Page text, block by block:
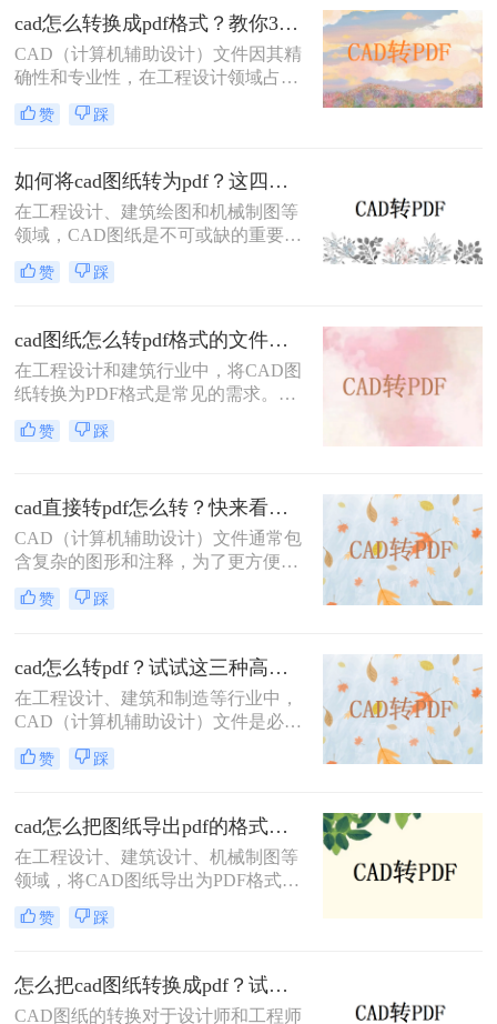
档格式）格式是一个明智的选择。那
么cad图纸怎么转为pdf呢？本文将详
细介绍三种将CAD图纸转换为PDF的
实用方法。
cad怎么转换成pdf格式？教你3个简单的转换方法！
CAD（计算机辅助设计）文件因其精
确性和专业性，在工程设计领域占据
重要地位。然而，为了便于共享、打
印和查看，有时需要将CAD文件转换
格式呢？本文将介绍三种将CAD文件
转换为PDF格式的高效方法。
赞 踩
如何将cad图纸转为pdf？这四个方法很不错！
在工程设计、建筑绘图和机械制图等
领域，CAD图纸是不可或缺的重要工
具。然而，有时我们需要将CAD图纸
转换为PDF格式，以便更好地进行分
台性、兼容性好以及不易被篡改的特
点，因此备受青睐。那么如何将cad图
纸转为pdf呢？本文将介绍四种将
CAD图纸转换为PDF的方法，帮助读
者轻松应对这一需求。
赞 踩
cad图纸怎么转pdf格式的文件？来试试这3种方法！
在工程设计和建筑行业中，将CAD图
纸转换为PDF格式是常见的需求。无
论是为了方便共享、打印还是保持图
纸的原始格式，掌握高效的CAD转
细介绍三种将CAD图纸转换为PDF的
方法，帮助您轻松应对各种需求。
赞 踩
cad直接转pdf怎么转？快来看这三个方法！
CAD（计算机辅助设计）文件通常包
含复杂的图形和注释，为了更方便地
共享和查看，将其转换为PDF格式是
一个很好的选择。那么cad直接转pdf
件直接转换为PDF的高效方法。
赞 踩
cad怎么转pdf？试试这三种高效转换方法！
在工程设计、建筑和制造等行业中，
CAD（计算机辅助设计）文件是必不
可少的工具。然而，为了方便非专业
人员查看或打印，通常需要将这些复
式。那么cad怎么转pdf呢？本文将介
绍三种常用的CAD转PDF的方法。
赞 踩
cad怎么把图纸导出pdf的格式？教你4招轻松转换！
在工程设计、建筑设计、机械制图等
领域，将CAD图纸导出为PDF格式是
一项常见且重要的任务。PDF格式具
有跨平台、不易被修改和高度保真的
档和打印。那么cad怎么把图纸导出
pdf的格式呢？本文将详细介绍几种将
CAD图纸导出为PDF格式的方法，帮
赞 踩
怎么把cad图纸转换成pdf？试试这三种简单方法！
CAD图纸的转换对于设计师和工程师